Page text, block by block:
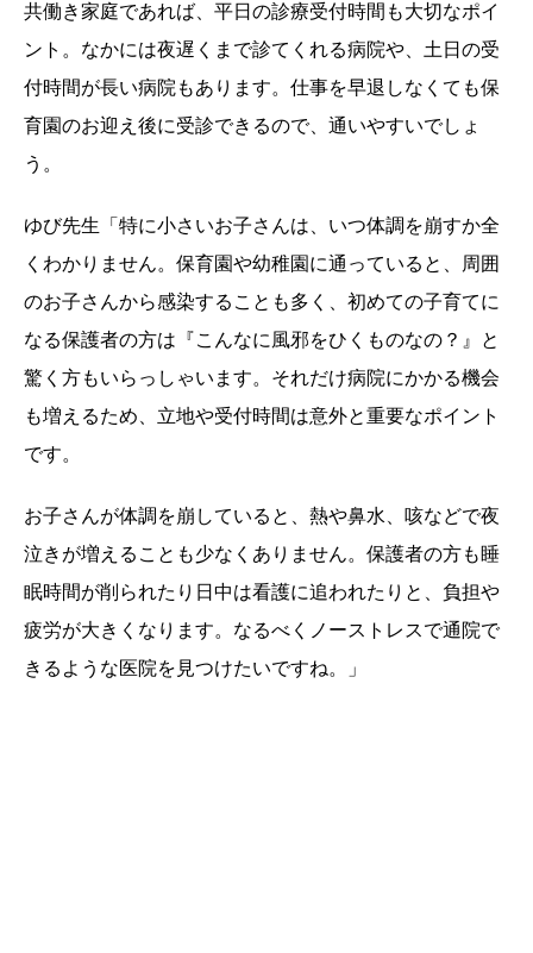
共働き家庭であれば、平日の診療受付時間も大切なポイ
ント。なかには夜遅くまで診てくれる病院や、土日の受
付時間が長い病院もあります。仕事を早退しなくても保
育園のお迎え後に受診できるので、通いやすいでしょ
う。
ゆび先生「特に小さいお子さんは、いつ体調を崩すか全
くわかりません。保育園や幼稚園に通っていると、周囲
のお子さんから感染することも多く、初めての子育てに
なる保護者の方は『こんなに風邪をひくものなの？』と
驚く方もいらっしゃいます。それだけ病院にかかる機会
も増えるため、立地や受付時間は意外と重要なポイント
です。
お子さんが体調を崩していると、熱や鼻水、咳などで夜
泣きが増えることも少なくありません。保護者の方も睡
眠時間が削られたり日中は看護に追われたりと、負担や
疲労が大きくなります。なるべくノーストレスで通院で
きるような医院を見つけたいですね。」